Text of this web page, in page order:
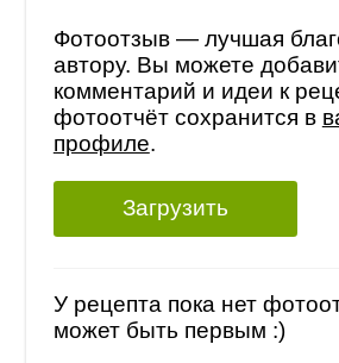
Фотоотзыв — лучшая
автору. Вы можете
комментарий и идеи к
фотоотчёт сохранится в
профиле.
Загрузить
У рецепта пока нет
может быть первым :)